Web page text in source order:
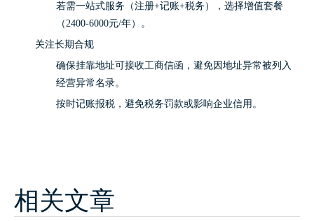
若需一站式服务（注册+记账+税务），选择增值套餐
（2400-6000元/年）。
关注长期合规
确保挂靠地址可接收工商信函，避免因地址异常被列入
经营异常名录。
按时记账报税，避免税务罚款或影响企业信用。
相关文章